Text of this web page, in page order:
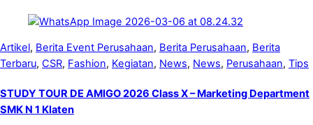
Artikel, Berita Event Perusahaan, Berita Perusahaan, Berita
Terbaru, CSR, Fashion, Kegiatan, News, News, Perusahaan, Tips
STUDY TOUR DE AMIGO 2026 Class X – Marketing Department
SMK N 1 Klaten